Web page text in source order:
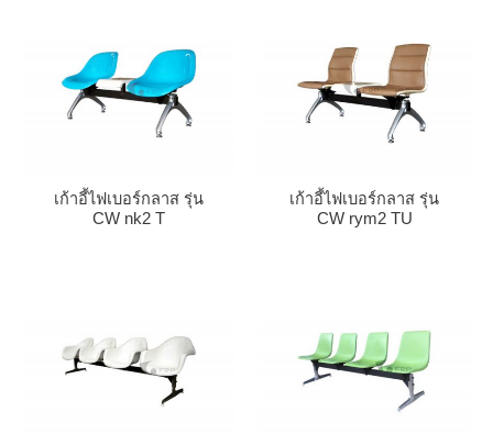
เก้าอี้ไฟเบอร์กลาส รุ่น
CW nk2 T
เก้าอี้ไฟเบอร์กลาส รุ่น
CW rym2 TU